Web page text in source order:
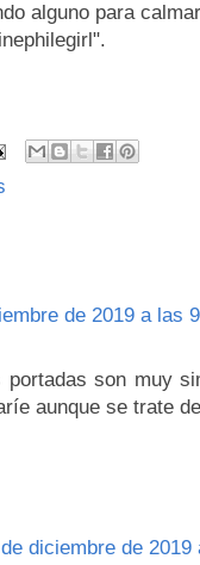
alguno para
de 2019 a las
portadas son muy
aunque se trate
diciembre de 2019